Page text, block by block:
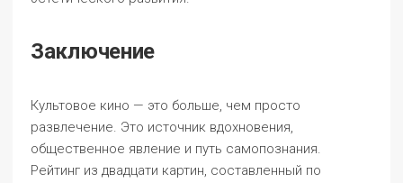
Заключение
Культовое кино — это больше, чем просто
развлечение. Это источник вдохновения,
общественное явление и путь самопознания.
Рейтинг из двадцати картин, составленный по